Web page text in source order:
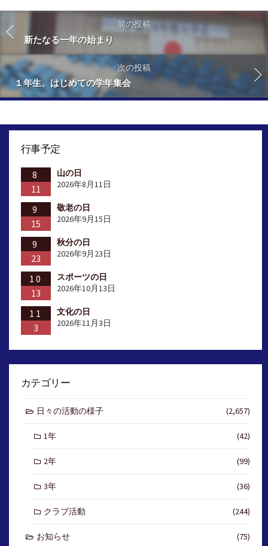
前の投稿
新たなる一年の始まり
次の投稿
１年生、はじめての学年集会
行事予定
8
11
山の日
2026年8月11日
9
15
敬老の日
2026年9月15日
9
23
秋分の日
2026年9月23日
10
13
スポーツの日
2026年10月13日
11
3
文化の日
2026年11月3日
カテゴリー
日々の活動の様子 (2,657)
1年 (42)
2年 (99)
3年 (36)
クラブ活動 (244)
お知らせ (75)